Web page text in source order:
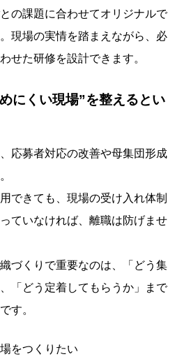
の課題に合わせてオリジナルで
現場の実情を踏まえながら、必
せた研修を設計できます。
にくい現場”を整えるとい
応募者対応の改善や母集団形成
できても、現場の受け入れ体制
ていなければ、離職は防げませ
づくりで重要なのは、「どう集
「どう定着してもらうか」まで
す。
をつくりたい